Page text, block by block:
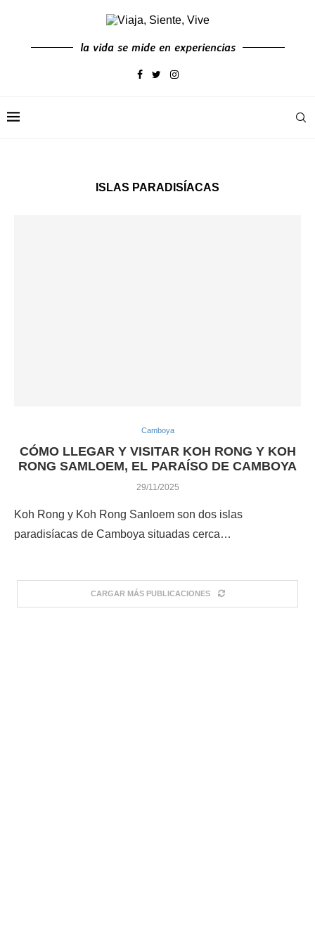
la vida se mide en experiencias
ISLAS PARADISÍACAS
Camboya
CÓMO LLEGAR Y VISITAR KOH RONG Y KOH
RONG SAMLOEM, EL PARAÍSO DE CAMBOYA
29/11/2025
Koh Rong y Koh Rong Sanloem son dos islas
paradisíacas de Camboya situadas cerca…
CARGAR MÁS PUBLICACIONES